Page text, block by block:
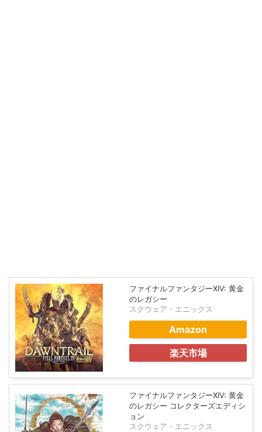
ファイナルファンタジーXIV: 黄金
のレガシー
スクウェア・エニックス
Amazon
楽天市場
ファイナルファンタジーXIV: 黄金
のレガシー コレクターズエディシ
ョン
スクウェア・エニックス